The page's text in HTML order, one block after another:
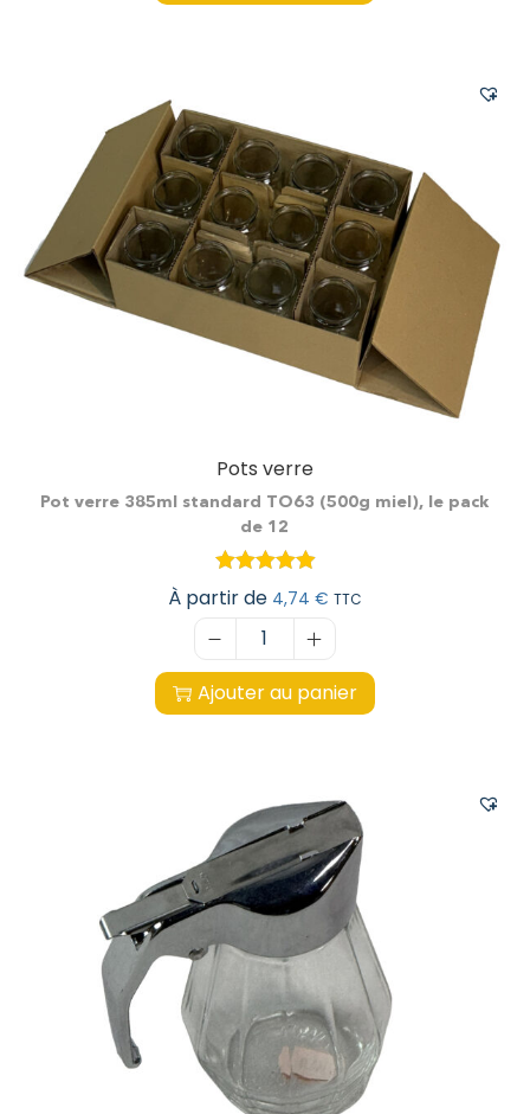
Pots verre
Pot verre 385ml standard TO63 (500g miel), le pack
de 12
À partir de 4,74 € TTC
Ajouter au panier